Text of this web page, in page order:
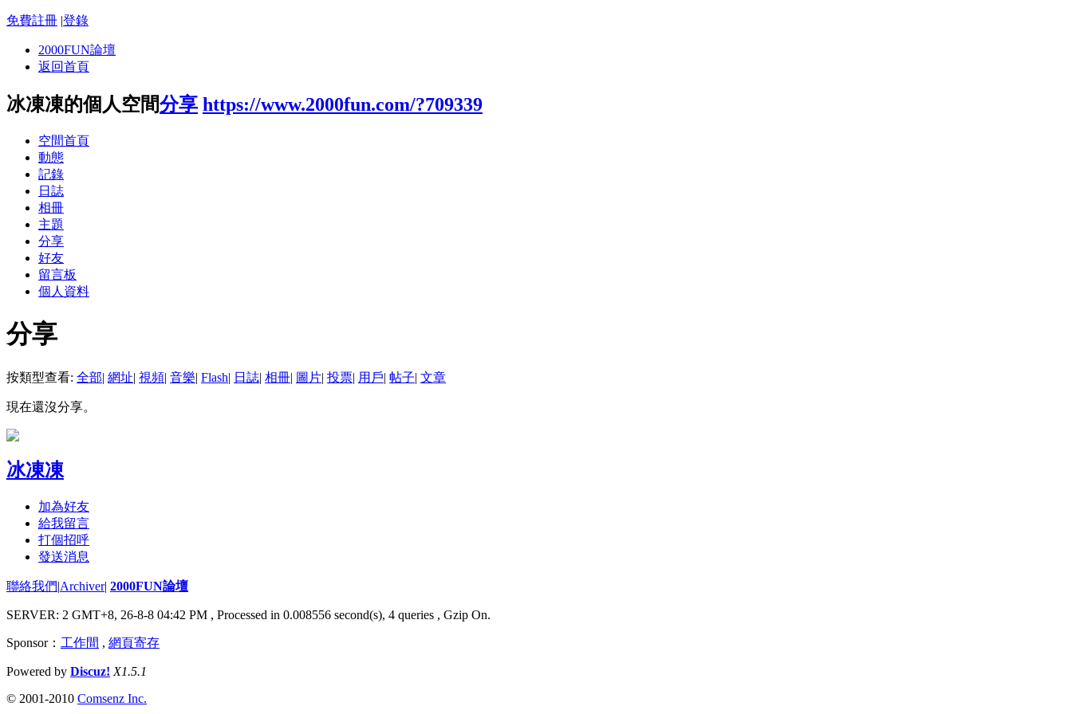
免費註冊 |登錄
2000FUN論壇
返回首頁
冰凍凍的個人空間分享 https://www.2000fun.com/?709339
空間首頁
動態
記錄
日誌
相冊
主題
分享
好友
留言板
個人資料
分享
按類型查看: 全部| 網址| 視頻| 音樂| Flash| 日誌| 相冊| 圖片| 投票| 用戶| 帖子| 文章
現在還沒分享。
冰凍凍
加為好友
給我留言
打個招呼
發送消息
聯絡我們|Archiver| 2000FUN論壇
SERVER: 2 GMT+8, 26-8-8 04:42 PM , Processed in 0.008556 second(s), 4 queries , Gzip On.
Sponsor： 工作間 , 網頁寄存
Powered by Discuz! X1.5.1
© 2001-2010 Comsenz Inc.